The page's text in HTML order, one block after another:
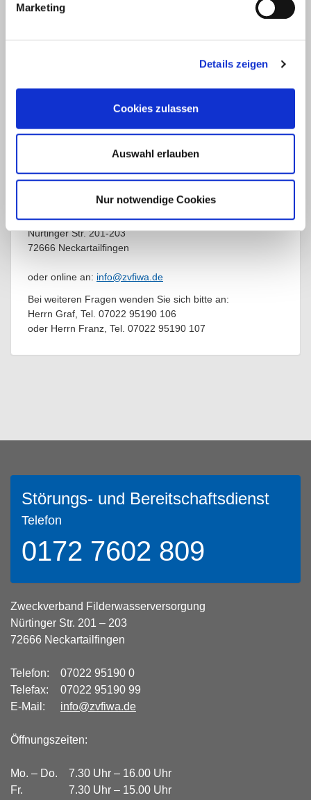
Marketing
Details zeigen
Cookies zulassen
Auswahl erlauben
Nur notwendige Cookies
Interesse an technischen Zusammenhängen und
Genauigkeit, Sorgfalt und
Bewerbungsunterlagen:
Anschreiben
zwei letzten Schulzeugnisse
sonstige Zeugnisse und Bescheinigungen
senden Sie bitte an:
Zweckverband Filderwasserversorgung
Nürtinger Str. 201-203
72666 Neckartailfingen
oder online an: info@zvfiwa.de
Bei weiteren Fragen wenden Sie sich bitte an:
Herrn Graf, Tel. 07022 95190 106
oder Herrn Franz, Tel. 07022 95190 107
Störungs- und Bereitschaftsdienst
Telefon
0172 7602 809
Zweckverband Filderwasserversorgung
Nürtinger Str. 201 – 203
72666 Neckartailfingen
Telefon:
07022 95190 0
Telefax:
07022 95190 99
E-Mail:
info@zvfiwa.de
Öffnungszeiten:
Mo. – Do.
7.30 Uhr – 16.00 Uhr
Fr.
7.30 Uhr – 15.00 Uhr